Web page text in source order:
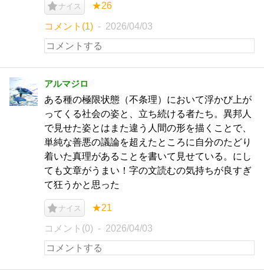
ナイス ★26
コメント(1) 2026/04/03
アルマジロ
ある種の極限状態（不条理）において浮かび上が
ってくる社会の姿と、立ち続ける者たち。異邦人
で見せた姿とはまた違う人間の形を描くことで、
単純な善悪の議論を超えたところに自分のたどり
着いた真理があることを書いて見せている。にし
ても文章がうまい！字の文読むの気持ちが良すぎ
て狂うかと思った
ナイス ★21
コメント(0) 2026/04/03